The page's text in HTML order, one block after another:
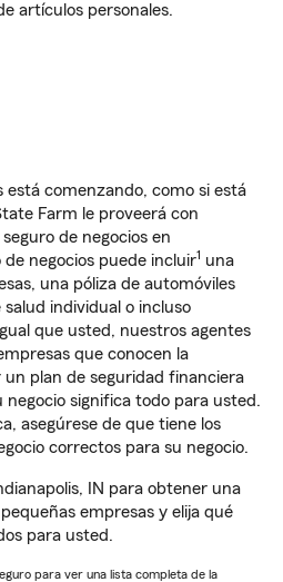
artículos personales.
está comenzando, como si está
Farm le proveerá con
de negocios en
de negocios puede incluir1 una
una póliza de automóviles
individual o incluso
que usted, nuestros agentes
que conocen la
plan de seguridad financiera
significa todo para usted.
asegúrese de que tiene los
correctos para su negocio.
IN para obtener una
empresas y elija qué
para usted.
para ver una lista completa de la